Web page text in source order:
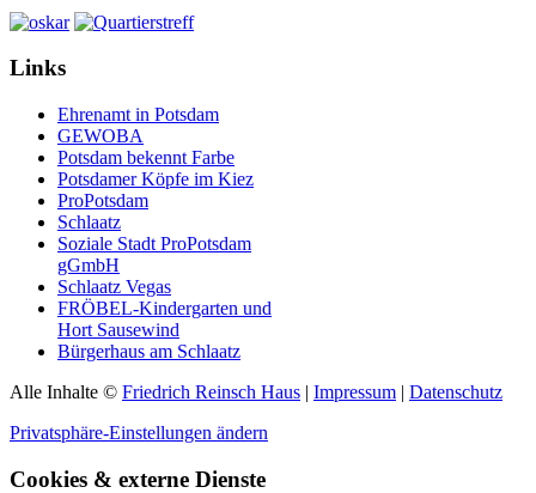
Links
Ehrenamt in Potsdam
GEWOBA
Potsdam bekennt Farbe
Potsdamer Köpfe im Kiez
ProPotsdam
Schlaatz
Soziale Stadt ProPotsdam
gGmbH
Schlaatz Vegas
FRÖBEL-Kindergarten und
Hort Sausewind
Bürgerhaus am Schlaatz
Alle Inhalte © Friedrich Reinsch Haus | Impressum | Datenschutz
Privatsphäre-Einstellungen ändern
Cookies & externe Dienste